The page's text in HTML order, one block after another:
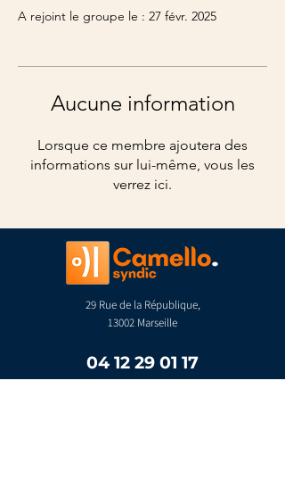
A rejoint le groupe le : 27 févr. 2025
Aucune information
Lorsque ce membre ajoutera des
informations sur lui-même, vous les
verrez ici.
29 Rue de la République,
13002 Marseille
04 12 29 01 17